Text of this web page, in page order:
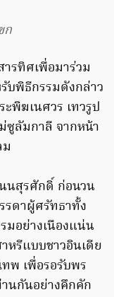
ก
รทิศเพื่อมาร่วม
บพิธีกรรมดังกล่าว
พิฆเนศวร เทวรูป
ซูลัมกาลี จากหน้า
นสุรศักดิ์ ก่อนวน
ดาผู้ศรัทธาทั้ง
มอย่างเนืองแน่น
หรีแบบชาวอินเดีย
พ เพื่อรอรับพร
นกันอย่างคึกคัก